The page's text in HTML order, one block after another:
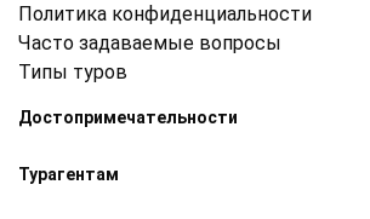
Политика конфиденциальности
Часто задаваемые вопросы
Типы туров
Достопримечательности
Турагентам